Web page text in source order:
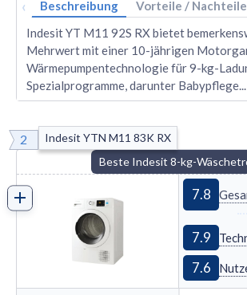
‹ Beschreibung Vorteile / Nachteile
Indesit YT M11 92S RX bietet
Mehrwert mit einer 10-jährigen
Wärmepumpentechnologie für 9-kg-
Spezialprogramme, darunter Babypflege...
2
Indesit YTN M11 83K RX
Beste Indesit 8-kg-
7.8
7.9
7.6